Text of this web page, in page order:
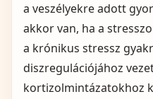
a veszélyekre adott
akkor van, ha a
a krónikus stressz
diszregulációjához
kortizolmintázatokhoz